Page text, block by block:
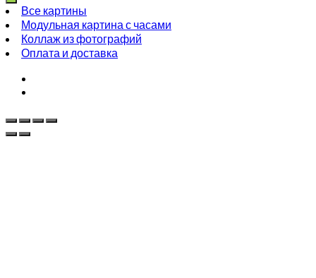
Все картины
Модульная картина с часами
Коллаж из фотографий
Оплата и доставка